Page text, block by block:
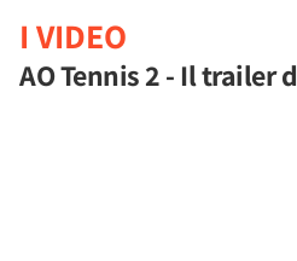
I VIDEO
AO Tennis 2 - Il trailer